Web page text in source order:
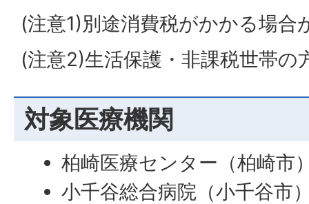
(注意1)別途消費税がかかる場合
(注意2)生活保護・非課税世帯の
対象医療機関
柏崎医療センター（柏崎市
小千谷総合病院（小千谷市